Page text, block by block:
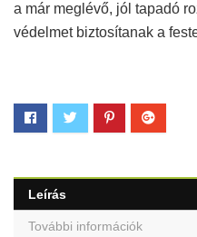
a már meglévő, jól tapadó
védelmet biztosítanak a
Leírás
További információk